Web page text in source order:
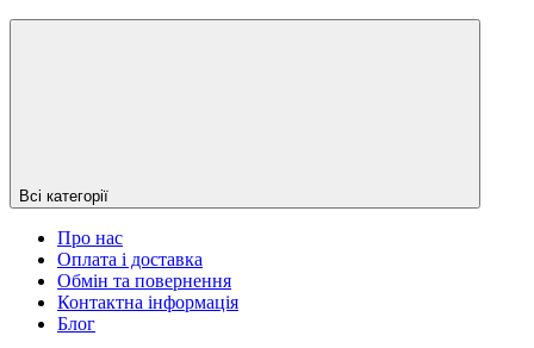
Всі категорії
Про нас
Оплата і доставка
Обмін та повернення
Контактна інформація
Блог